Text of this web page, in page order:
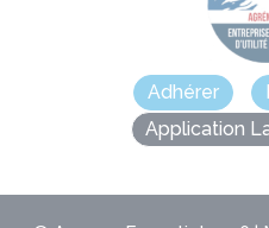
Adhérer
Application